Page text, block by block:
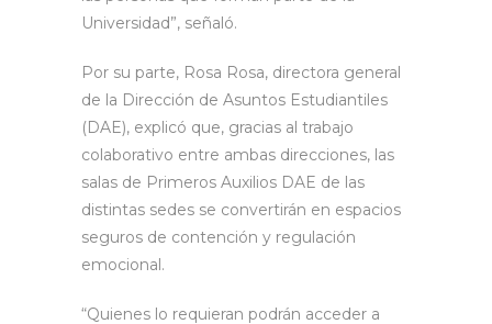
Universidad”, señaló.
Por su parte, Rosa Rosa, directora general
de la Dirección de Asuntos Estudiantiles
(DAE), explicó que, gracias al trabajo
colaborativo entre ambas direcciones, las
salas de Primeros Auxilios DAE de las
distintas sedes se convertirán en espacios
seguros de contención y regulación
emocional.
“Quienes lo requieran podrán acceder a